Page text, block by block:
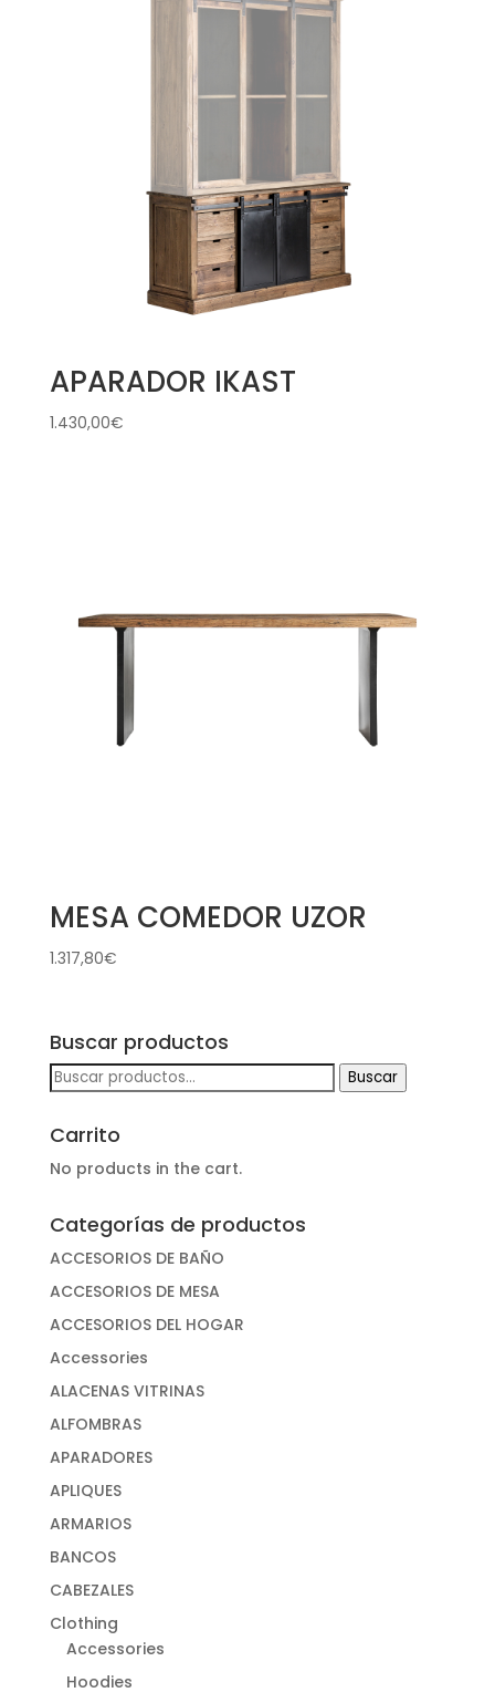
APARADOR IKAST
1.430,00€
MESA COMEDOR UZOR
1.317,80€
Buscar productos
Buscar
por:
Buscar
Carrito
No products in the cart.
Categorías de productos
ACCESORIOS DE BAÑO
ACCESORIOS DE MESA
ACCESORIOS DEL HOGAR
Accessories
ALACENAS VITRINAS
ALFOMBRAS
APARADORES
APLIQUES
ARMARIOS
BANCOS
CABEZALES
Clothing
Accessories
Hoodies